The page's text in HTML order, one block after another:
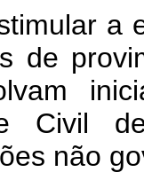
a
de
Civil
não